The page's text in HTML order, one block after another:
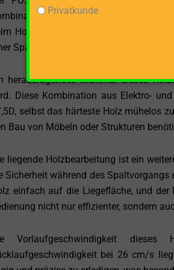
aus Elektromotor und
Holzspalten zu bieten. Mit einer
Spaltkraft von 30 Tonnen setzt
herausragendes Merkmal dieses
Diese Kombination aus Elektro-
selbst das härteste Holz mühelos
Bau von Möbeln oder Strukturen
liegende Holzbearbeitung ist ein
Sicherheit während des
einfach auf die Liegefläche, und der
nicht nur effizienter, sondern
Vorlaufgeschwindigkeit
bei 26 cm/s
Privatkunde